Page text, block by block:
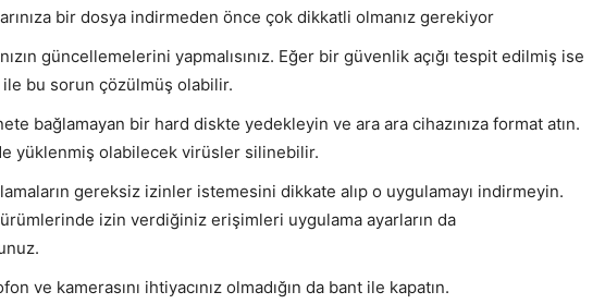
bir dosya indirmeden önce çok dikkatli olmanız gerekiyor
güncellemelerini yapmalısınız. Eğer bir güvenlik açığı tespit edilmiş ise
bu sorun çözülmüş olabilir.
bağlamayan bir hard diskte yedekleyin ve ara ara cihazınıza format atın.
yüklenmiş olabilecek virüsler silinebilir.
gereksiz izinler istemesini dikkate alıp o uygulamayı indirmeyin.
izin verdiğiniz erişimleri uygulama ayarların da
ve kamerasını ihtiyacınız olmadığın da bant ile kapatın.